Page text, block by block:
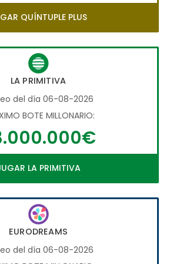
QUÍNTUPLE PLUS
LA PRIMITIVA
del día 06-08-2026
BOTE MILLONARIO:
LA PRIMITIVA
EURODREAMS
del día 06-08-2026